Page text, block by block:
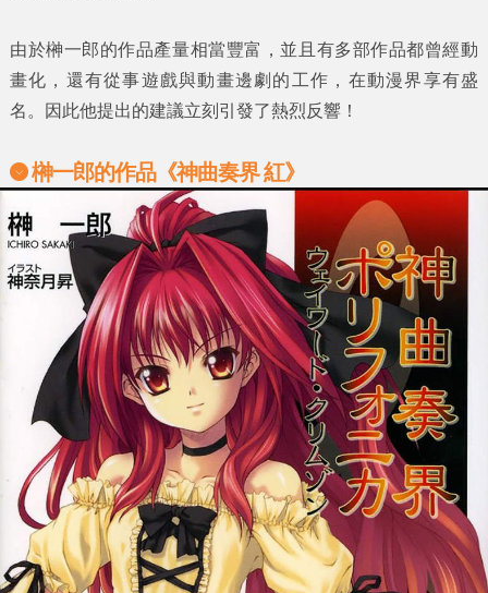
由於榊一郎的作品產量相當豐富，並且有多部作品都曾經動
畫化，還有從事遊戲與動畫邊劇的工作，在動漫界享有盛
名。因此他提出的建議立刻引發了熱烈反響！
榊一郎的作品《神曲奏界 紅》